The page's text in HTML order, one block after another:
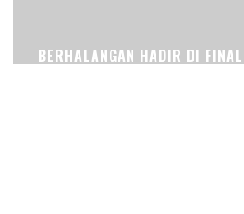
BERHALANGAN HADIR DI